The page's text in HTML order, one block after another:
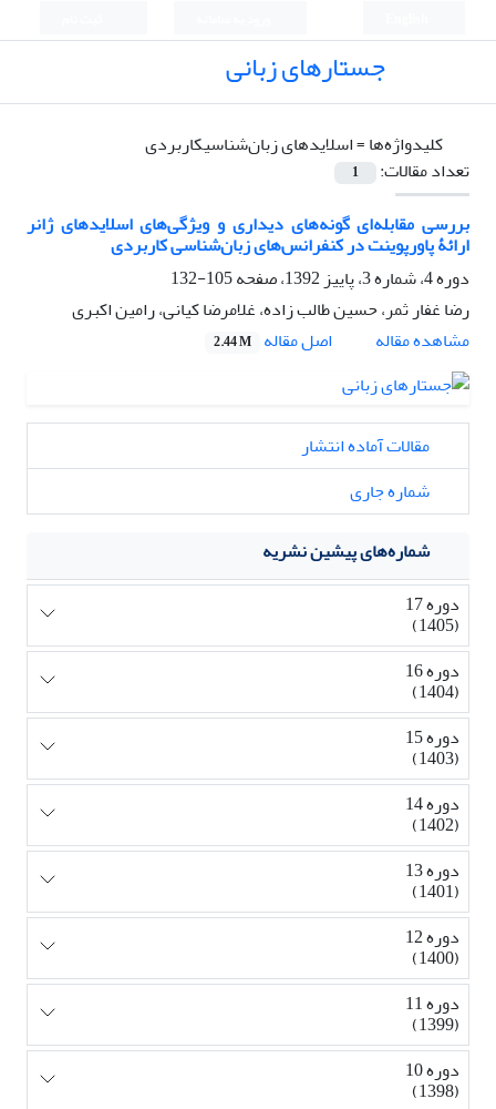
جستارهای زبانی
کلیدواژه‌ها =اسلایدهای زبان‌شناسی­کاربردی
تعداد مقالات:
1
بررسی مقابله‌ای گونه‌های دیداری و ویژگی‌های اسلایدهای ژانر
ارائۀ پاورپوینت در کنفرانس‌های زبان‌شناسی کاربردی
دوره 4، شماره 3، پاییز 1392، صفحه
105-132
رضا غفار ثمر، حسین طالب زاده، غلامرضا کیانی، رامین اکبری
مشاهده مقاله
اصل مقاله 2.44 M
مقالات آماده انتشار
شماره جاری
شماره‌های پیشین نشریه
دوره 17
(1405)
دوره 16
(1404)
دوره 15
(1403)
دوره 14
(1402)
دوره 13
(1401)
دوره 12
(1400)
دوره 11
(1399)
دوره 10
(1398)